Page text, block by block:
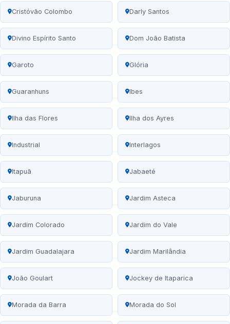
Cristóvão Colombo Darly Santos
Divino Espírito Santo Dom João Batista
Garoto Glória
Guaranhuns Ibes
Ilha das Flores Ilha dos Ayres
Industrial Interlagos
Itapuã Jabaeté
Jaburuna Jardim Asteca
Jardim Colorado Jardim do Vale
Jardim Guadalajara Jardim Marilândia
João Goulart Jockey de Itaparica
Morada da Barra Morada do Sol